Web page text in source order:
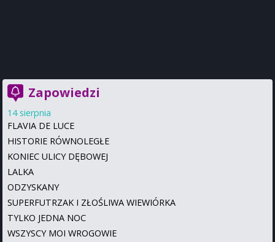
Zapowiedzi
14 sierpnia
FLAVIA DE LUCE
HISTORIE RÓWNOLEGŁE
KONIEC ULICY DĘBOWEJ
LALKA
ODZYSKANY
SUPERFUTRZAK I ZŁOŚLIWA WIEWIÓRKA
TYLKO JEDNA NOC
WSZYSCY MOI WROGOWIE